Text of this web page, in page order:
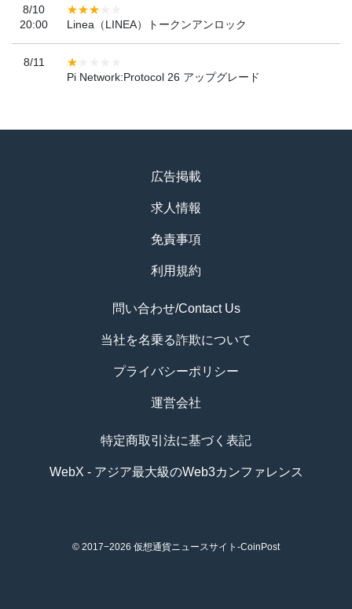
8/10
20:00
Linea（LINEA）トークンアンロック
8/11
Pi Network:Protocol 26 アップグレード
広告掲載
求人情報
免責事項
利用規約
問い合わせ/Contact Us
当社を名乗る詐欺について
プライバシーポリシー
運営会社
特定商取引法に基づく表記
WebX - アジア最大級のWeb3カンファレンス
© 2017−2026 仮想通貨ニュースサイト-CoinPost